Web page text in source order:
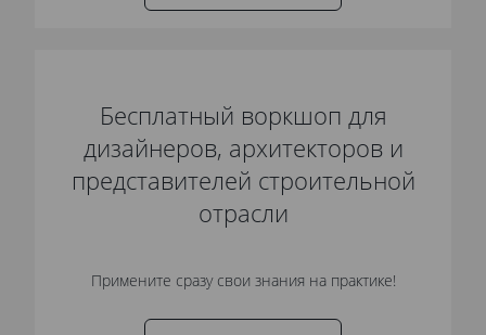
Бесплатный воркшоп для
дизайнеров, архитекторов и
представителей строительной
отрасли
Примените сразу свои знания на практике!